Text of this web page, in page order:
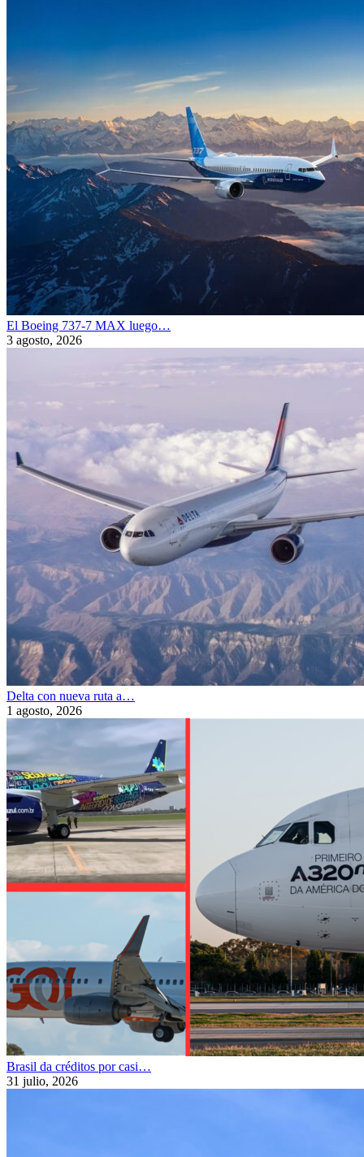
El Boeing 737-7 MAX luego…
3 agosto, 2026
Delta con nueva ruta a…
1 agosto, 2026
Brasil da créditos por casi…
31 julio, 2026